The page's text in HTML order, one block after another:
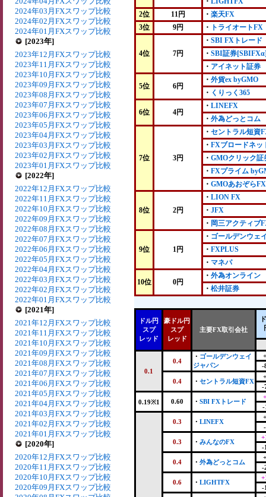
2024年03月FXスワップ比較
2024年02月FXスワップ比較
2024年01月FXスワップ比較
[2023年]
2023年12月FXスワップ比較
2023年11月FXスワップ比較
2023年10月FXスワップ比較
2023年09月FXスワップ比較
2023年08月FXスワップ比較
2023年07月FXスワップ比較
2023年06月FXスワップ比較
2023年05月FXスワップ比較
2023年04月FXスワップ比較
2023年03月FXスワップ比較
2023年02月FXスワップ比較
2023年01月FXスワップ比較
[2022年]
2022年12月FXスワップ比較
2022年11月FXスワップ比較
2022年10月FXスワップ比較
2022年09月FXスワップ比較
2022年08月FXスワップ比較
2022年07月FXスワップ比較
2022年06月FXスワップ比較
2022年05月FXスワップ比較
2022年04月FXスワップ比較
2022年03月FXスワップ比較
2022年02月FXスワップ比較
2022年01月FXスワップ比較
[2021年]
2021年12月FXスワップ比較
2021年11月FXスワップ比較
2021年10月FXスワップ比較
2021年09月FXスワップ比較
2021年08月FXスワップ比較
2021年07月FXスワップ比較
2021年06月FXスワップ比較
2021年05月FXスワップ比較
2021年04月FXスワップ比較
2021年03月FXスワップ比較
2021年02月FXスワップ比較
2021年01月FXスワップ比較
[2020年]
2020年12月FXスワップ比較
2020年11月FXスワップ比較
2020年10月FXスワップ比較
2020年09月FXスワップ比較
2位
11円 ・ 楽天FX
3位
9円 ・ トライオートFX
4位 7円
・ SBI FXトレード
・ SBI証券
・ アイネット証券
5位 6円
・ 外貨ex byGMO
・ くりっく365
6位 4円
・ LINEFX
・ 外為どっとコム
7位 3円
・ セントラル短資
・ FXブロードネッ
・ GMOクリック証
・ FXプライム
・ GMOあおぞらFX
8位 2円
・ LION FX
・ JFX
・ 岡三アクティブ
9位 1円
・ ゴールデンウェ
・ FXPLUS
・ マネパ
10位 0円
・ 外為オンライン
・ 松井証券
ドル円
スプ
レッド
豪ドル円
スプ
レッド
主要FX取引会社
0.1
0.4
・ ゴールデンウェイ
ジャパン
-
0.4 ・ セントラル短資FX
-
0.19※1 0.60 ・ SBI FXトレード
-
0.3 ・ LINEFX
0.3 ・ みんなのFX
-
0.4 ・ 外為どっとコム
-
0.6 ・ LIGHTFX
-